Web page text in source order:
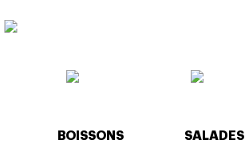
BOISSONS SALADES